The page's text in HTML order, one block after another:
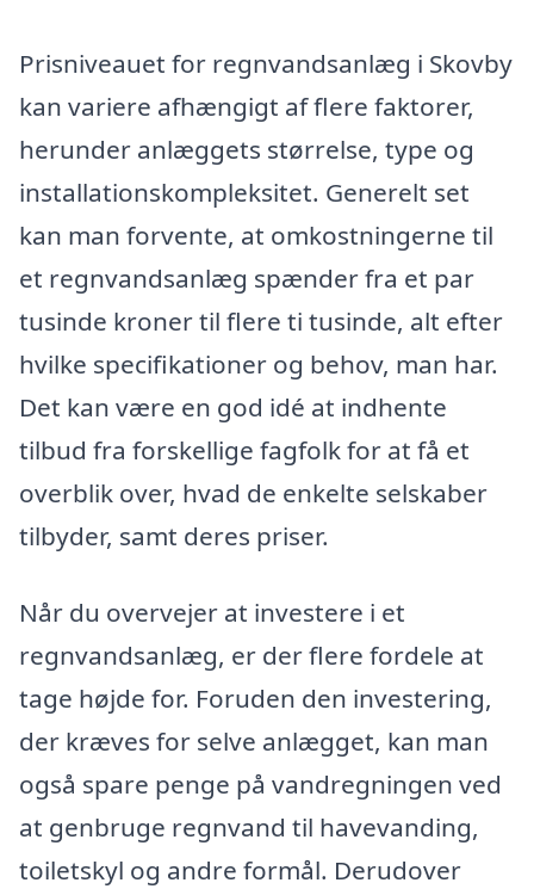
Prisniveauet for regnvandsanlæg i Skovby
kan variere afhængigt af flere faktorer,
herunder anlæggets størrelse, type og
installationskompleksitet. Generelt set
kan man forvente, at omkostningerne til
et regnvandsanlæg spænder fra et par
tusinde kroner til flere ti tusinde, alt efter
hvilke specifikationer og behov, man har.
Det kan være en god idé at indhente
tilbud fra forskellige fagfolk for at få et
overblik over, hvad de enkelte selskaber
tilbyder, samt deres priser.
Når du overvejer at investere i et
regnvandsanlæg, er der flere fordele at
tage højde for. Foruden den investering,
der kræves for selve anlægget, kan man
også spare penge på vandregningen ved
at genbruge regnvand til havevanding,
toiletskyl og andre formål. Derudover